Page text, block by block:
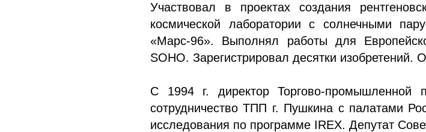
Участвовал в проектах создания
космической лаборатории с солнечными
«Марс-96». Выполнял работы для
SOНО. Зарегистрировал десятки изобретений.
С 1994 г. директор Торгово-промышленной
сотрудничество ТПП г. Пушкина с палатами
исследования по программе IREX. Депутат